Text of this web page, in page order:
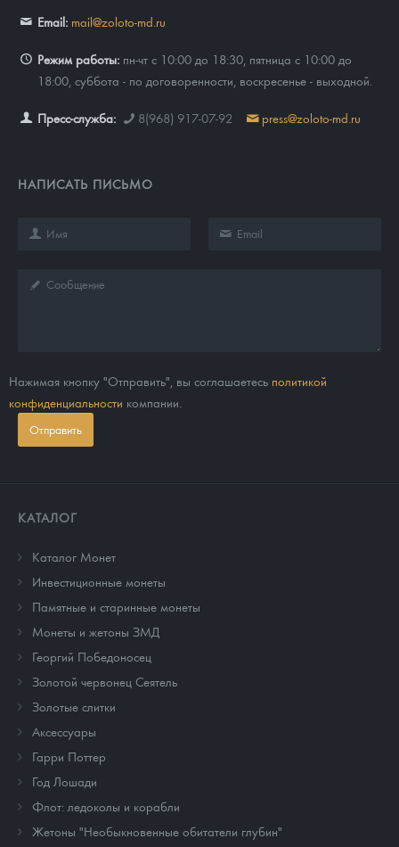
Email: mail@zoloto-md.ru
Режим работы: пн-чт с 10:00 до 18:30, пятница с 10:00 до
18:00, суббота - по договоренности, воскресенье - выходной.
Пресс-служба: 8(968) 917-07-92 press@zoloto-md.ru
НАПИСАТЬ ПИСЬМО
Нажимая кнопку "Отправить", вы соглашаетесь политикой
конфиденциальности компании.
Отправить
КАТАЛОГ
Каталог Монет
Инвестиционные монеты
Памятные и старинные монеты
Монеты и жетоны ЗМД
Георгий Победоносец
Золотой червонец Сеятель
Золотые слитки
Аксессуары
Гарри Поттер
Год Лошади
Флот: ледоколы и корабли
Жетоны "Необыкновенные обитатели глубин"